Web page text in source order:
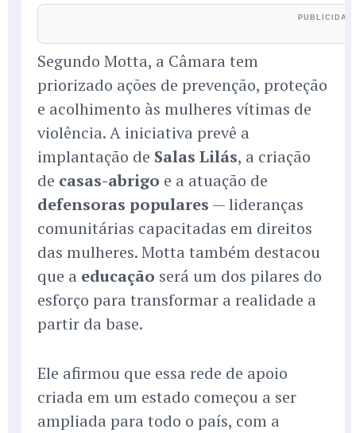
Segundo Motta, a Câmara tem
priorizado ações de prevenção, proteção
e acolhimento às mulheres vítimas de
violência. A iniciativa prevê a
implantação de Salas Lilás, a criação
de casas-abrigo e a atuação de
defensoras populares — lideranças
comunitárias capacitadas em direitos
das mulheres. Motta também destacou
que a educação será um dos pilares do
esforço para transformar a realidade a
partir da base.
Ele afirmou que essa rede de apoio
criada em um estado começou a ser
ampliada para todo o país, com a